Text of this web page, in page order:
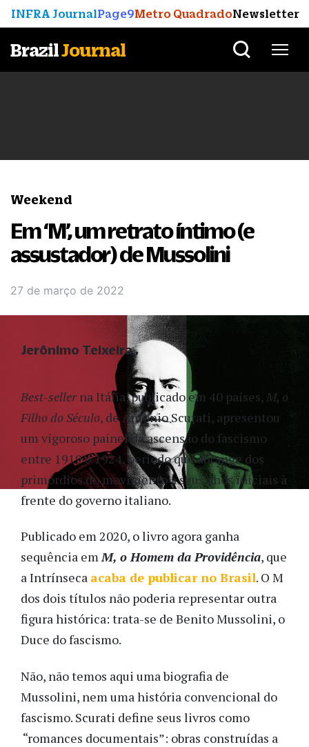
INFRA JournalPage9Metro QuadradoNewsletter
BrazilJournal
Weekend
Em ‘M’, um retrato íntimo (e
assustador) de Mussolini
27 de março de 2022
Best-sellerna Itália, publicado em 40 países,M, o
Filho do Século, de Antonio Scurati, apresentou
um vigoroso painel da ascensão do fascismo
entre 1919 e 1924, período que abrange dos
primórdios do movimento a seus anos iniciais à
frente do governo italiano.
Publicado em 2020, o livro agora ganha
sequência emM, o Homem da Providência, que
a Intrínseca acaba de publicar no Brasil. O M
dos dois títulos não poderia representar outra
figura histórica: trata-se de Benito Mussolini, o
Duce do fascismo.
Não, não temos aqui uma biografia de
Mussolini, nem uma história convencional do
fascismo. Scurati define seus livros como
“romances documentais”: obras construídas a
Jerônimo Teixeira